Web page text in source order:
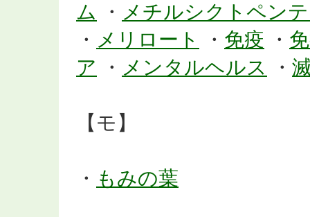
ム
・ メチルシクトペン
・ メリロート ・ 免疫 ・
ア ・ メンタルヘルス ・
【モ】
・ もみの葉